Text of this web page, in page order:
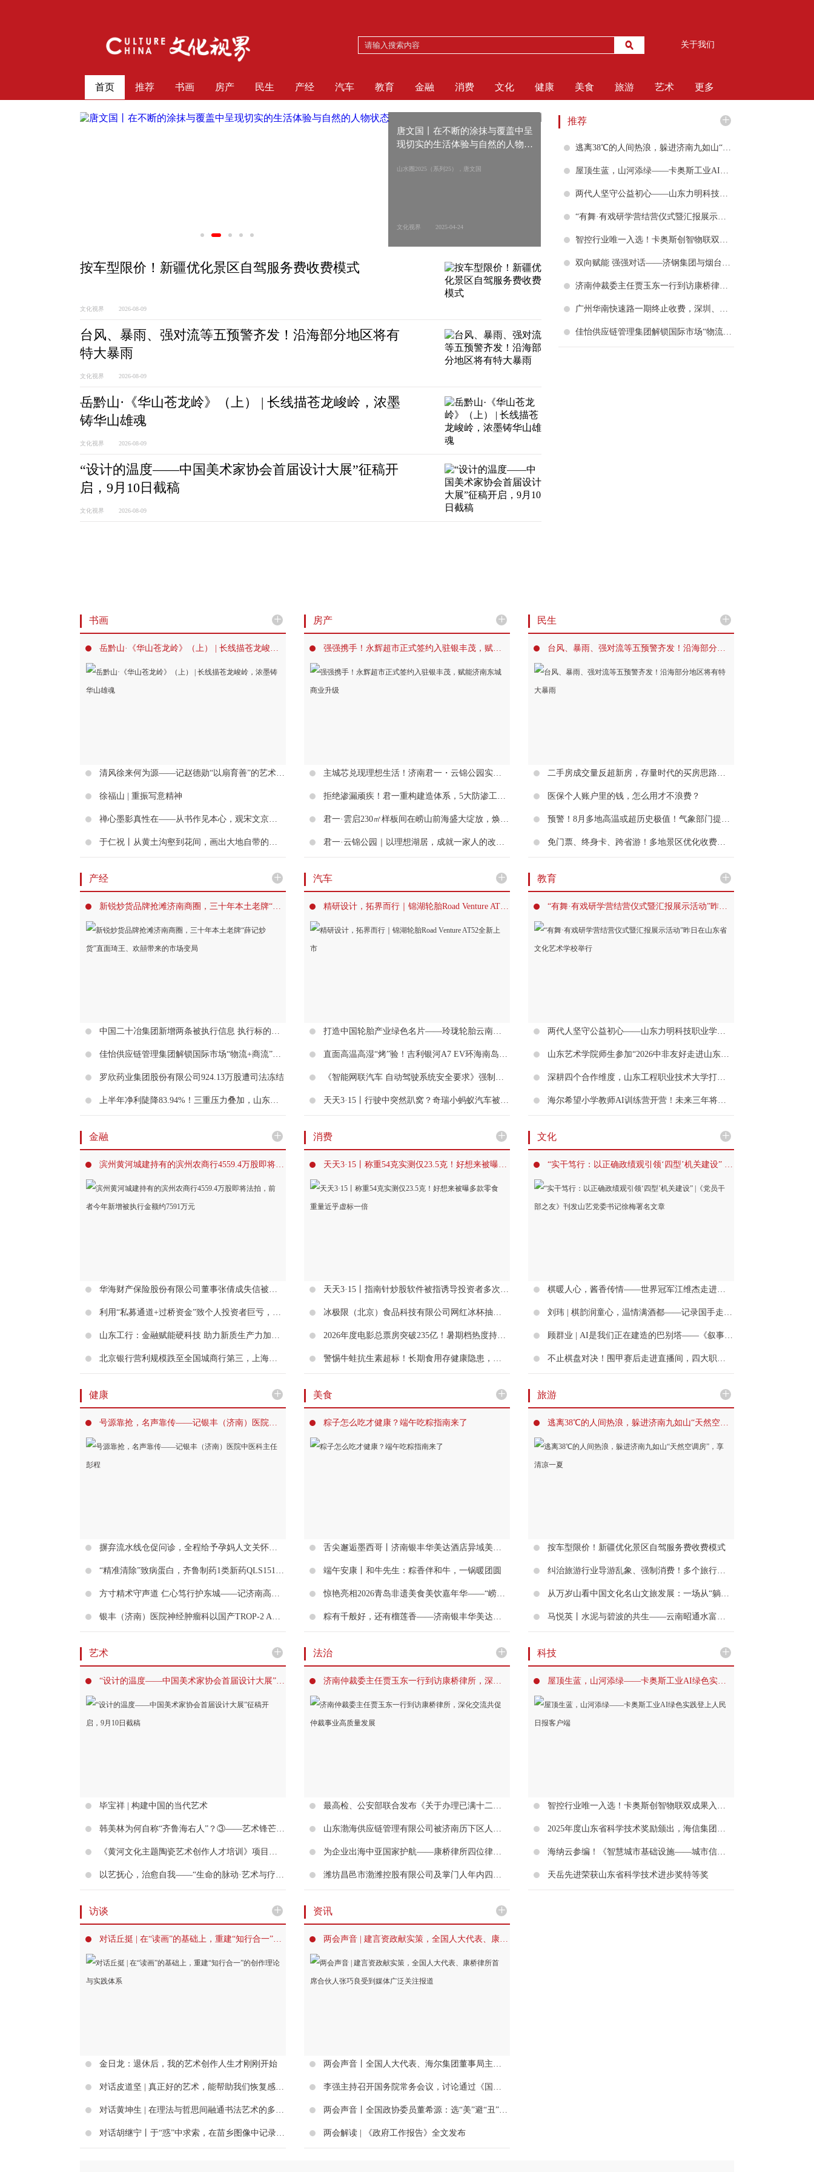
关于我们
首页 推荐 书画 房产 民生 产经 汽车 教育 金融 消费 文化 健康 美食 旅游 艺术 更多
唐文国丨在不断的涂抹与覆盖中呈
现切实的生活体验与自然的人物状
山水圈2025（系列25），唐文国
文化视界 2025-04-24
按车型限价！新疆优化景区自驾服务费收费模式
文化视界 2026-08-09
台风、暴雨、强对流等五预警齐发！沿海部分地区将有
特大暴雨
文化视界 2026-08-09
岳黔山·《华山苍龙岭》（上） | 长线描苍龙峻岭，浓墨
铸华山雄魂
文化视界 2026-08-09
“设计的温度——中国美术家协会首届设计大展”征稿开
启，9月10日截稿
文化视界 2026-08-09
推荐 +
逃离38℃的人间热浪，躲进济南九如山“天然空调房”，享清凉一夏
屋顶生蓝，山河添绿——卡奥斯工业AI绿色实践登上人民日报客户端
两代人坚守公益初心——山东力明科技职业学院案例入选山东省职业院校党建典型案例
“有舞·有戏研学营结营仪式暨汇报展示活动”昨日在山东省文化艺术学校举行
智控行业唯一入选！卡奥斯创智物联双成果入选山东省首件套电子产品名单
双向赋能 强强对话——济钢集团与烟台黄渤海新区共拓航空航天产业赛道
济南仲裁委主任贾玉东一行到访康桥律所，深化交流共促仲裁事业高质量发展
广州华南快速路一期终止收费，深圳、成都、山东多高速已先行，老路“免费时代”来了？
佳怡供应链管理集团解锁国际市场“物流+商流”双引擎，助力企业出海
书画 +
岳黔山·《华山苍龙岭》（上） | 长线描苍龙峻岭，浓墨铸华山雄魂
清风徐来何为源——记赵德勋“以扇育善”的艺术追求
徐福山 | 重振写意精神
禅心墨影真性在——从书作见本心，观宋文京的书道艺术
于仁祝丨从黄土沟壑到花间，画出大地自带的温度
房产 +
强强携手！永辉超市正式签约入驻银丰茂，赋能济南东城商业升级
主城芯兑现理想生活！济南君一・云锦公园实景现房，湖山繁华皆可兼得
拒绝渗漏顽疾！君一重构建造体系，5大防渗工艺兑现 “滴水不漏” 的居住承诺
君一·雲启230㎡样板间在崂山前海盛大绽放，焕新青岛塔尖人居范本
君一·云锦公园｜以理想湖居，成就一家人的改善生活
民生 +
台风、暴雨、强对流等五预警齐发！沿海部分地区将有特大暴雨
二手房成交量反超新房，存量时代的买房思路变了吗？
医保个人账户里的钱，怎么用才不浪费？
预警！8月多地高温或超历史极值！气象部门提醒：暑期出游防范四类天气风险
免门票、终身卡、跨省游！多地景区优化收费规则激活暑期市场
产经 +
新锐炒货品牌抢滩济南商圈，三十年本土老牌“薛记炒货”直面琦王、欢囍带来的市场变局
中国二十冶集团新增两条被执行信息 执行标的合计约292.24万元
佳怡供应链管理集团解锁国际市场“物流+商流”双引擎，助力企业出海
罗欣药业集团股份有限公司924.13万股遭司法冻结
上半年净利陡降83.94%！三重压力叠加，山东金麒麟股份有限公司能否突围？
汽车 +
精研设计，拓界而行｜锦湖轮胎Road Venture AT52全新上市
打造中国轮胎产业绿色名片——玲珑轮胎云南可持续天然橡胶项目获评最佳实践案例
直面高温高湿“烤”验！吉利银河A7 EV环海南岛极限续航测试挑战成功
《智能网联汽车 自动驾驶系统安全要求》强制性国家标准正式发布
天天3·15丨行驶中突然趴窝？奇瑞小蚂蚁汽车被曝电池压差超标频发，终身质保因 “过户” 拒保引争议
教育 +
“有舞·有戏研学营结营仪式暨汇报展示活动”昨日在山东省文化艺术学校举行
两代人坚守公益初心——山东力明科技职业学院案例入选山东省职业院校党建典型案例
山东艺术学院师生参加“2026中非友好走进山东——鲁非文化嘉年华”演出活动
深耕四个合作维度，山东工程职业技术大学打造职业本科产教融合新样板
海尔希望小学教师AI训练营开营！未来三年将覆盖近万名乡村教师
金融 +
滨州黄河城建持有的滨州农商行4559.4万股即将法拍，前者今年新增被执行金额约7591万元
华海财产保险股份有限公司董事张倩成失信被执行人，被执行总金额高达2.67亿元
利用“私募通道+过桥资金”致个人投资者巨亏，华泰证券千万级场外期权赔偿案始末
山东工行：金融赋能硬科技 助力新质生产力加快发展
北京银行营利规模跌至全国城商行第三，上海分行、乌鲁木齐分行接连成被执行人
消费 +
天天3·15丨称重54克实测仅23.5克！好想来被曝多款零食重量近乎虚标一倍
天天3·15丨指南针炒股软件被指诱导投资者多次付费升级，投资者退费遇阻后收到带有约束条款的和解方案
冰极限（北京）食品科技有限公司网红冰杯抽检菌落总数不合格，涉事商品并未开展实际召回
2026年度电影总票房突破235亿！暑期档热度持续走高
警惕牛蛙抗生素超标！长期食用存健康隐患，专家解答选购认准这两点
文化 +
“实干笃行：以正确政绩观引领‘四型’机关建设” |《党员干部之友》刊发山艺党委书记徐梅署名文章
棋暖人心，酱香传情——世界冠军江维杰走进棋童家庭公益授棋
刘玮 | 棋韵润童心，温情满酒都——记录国手走访棋童家庭的温暖瞬间
顾群业 | AI是我们正在建造的巴别塔——《叙事设计学：理论与实践》自序
不止棋盘对决！围甲赛后走进直播间，四大职业棋手畅谈棋酒融合
健康 +
号源靠抢，名声靠传——记银丰（济南）医院中医科主任彭程
摒弃流水线仓促问诊，全程给予孕妈人文关怀，银丰（济南）医院把孕产幸福感拉满了
“精准清除”致病蛋白，齐鲁制药1类新药QLS1510获批炎症性肠病临床试验
方寸精术守声道 仁心笃行护东城——记济南高新东区医院耳鼻咽喉头颈外科主任张钊
银丰（济南）医院神经肿瘤科以国产TROP-2 ADC联合托珠单抗双通路协同攻克儿童颅咽管瘤
美食 +
粽子怎么吃才健康？端午吃粽指南来了
舌尖邂逅墨西哥丨济南银丰华美达酒店异域美食自助盛宴火热启幕
端午安康丨和牛先生：粽香伴和牛，一锅暖团圆
惊艳亮相2026青岛非遗美食美饮嘉年华——“崂味道”山东大馒头喜提中国非遗好礼、臻选非遗美食两项重磅荣誉
粽有千般好，还有榴莲香——济南银丰华美达酒店别样新意端午献礼
旅游 +
逃离38℃的人间热浪，躲进济南九如山“天然空调房”，享清凉一夏
按车型限价！新疆优化景区自驾服务费收费模式
纠治旅游行业导游乱象、强制消费！多个旅行社被点名
从万岁山看中国文化名山文旅发展：一场从“躺赢”到“创赢”的范式革命
马悦英丨水泥与碧波的共生——云南昭通水富向家坝水电站的现代性寓言
艺术 +
“设计的温度——中国美术家协会首届设计大展”征稿开启，9月10日截稿
毕宝祥 | 构建中国的当代艺术
韩美林为何自称“齐鲁海右人”？③——艺术锋芒初露
《黄河文化主题陶瓷艺术创作人才培训》项目专题讲座在山工艺举行，远宏主讲《传承与创新：陶瓷跨界的启示》
以艺抚心，治愈自我——“生命的脉动·艺术与疗愈”主题专场公教活动在南京金陵美术馆举办
法治 +
济南仲裁委主任贾玉东一行到访康桥律所，深化交流共促仲裁事业高质量发展
最高检、公安部联合发布《关于办理已满十二周岁不满十四周岁未成年人严重暴力犯罪核准追诉案件若干问题的规定》
山东渤海供应链管理有限公司被济南历下区人民法院立案执行，法定代表人李林被限高
为企业出海中亚国家护航——康桥律所四位律师参加中亚法律服务专题研修班并顺利结业
潍坊昌邑市渤潍控股有限公司及掌门人年内四次被法院限高，国资背景难阻民间借贷纠纷频发
科技 +
屋顶生蓝，山河添绿——卡奥斯工业AI绿色实践登上人民日报客户端
智控行业唯一入选！卡奥斯创智物联双成果入选山东省首件套电子产品名单
2025年度山东省科学技术奖励颁出，海信集团斩获6项大奖
海纳云参编！《智慧城市基础设施——城市信息模型（CIM）数据框架和功能要求标准》发布
天岳先进荣获山东省科学技术进步奖特等奖
访谈 +
对话丘挺 | 在“读画”的基础上，重建“知行合一”的创作理论与实践体系
金日龙：退休后，我的艺术创作人生才刚刚开始
对话皮道坚 | 真正好的艺术，能帮助我们恢复感知世界的能力
对话黄坤生 | 在理法与哲思间融通书法艺术的多重表达
对话胡继宁丨于“惑”中求索，在苗乡图像中记录鲜活的生命律动
资讯 +
两会声音 | 建言资政献实策，全国人大代表、康桥律所首席合伙人张巧良受到媒体广泛关注报道
两会声音丨全国人大代表、海尔集团董事局主席周云杰：推进智能交互引擎高水平赋能新型工业化
李强主持召开国务院常务会议，讨论通过《国务院2024年重点工作分工方案》等
两会声音丨全国政协委员董希源：选“美”避“丑”，把好字体“入库”关
两会解读 | 《政府工作报告》全文发布